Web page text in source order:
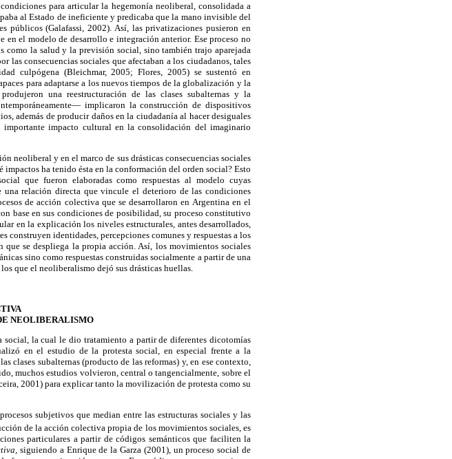
para articular la hegemonía neoliberal, consolidada a
al Estado de ineficiente y predicaba que la mano invisible del
públicos (Galafassi, 2002). Así, las privatizaciones pusieron en
el modelo de desarrollo e integración anterior. Ese proceso no
la salud y la previsión social, sino también trajo aparejada
consecuencias sociales que afectaban a los ciudadanos, tales
culpógena (Bleichmar, 2005; Flores, 2005) se sustentó en
para adaptarse a los nuevos tiempos de la globalización y la
una reestructuración de las clases subalternas y la
implicaron la construcción de dispositivos
además de producir daños en la ciudadanía al hacer desiguales
impacto cultural en la consolidación del imaginario
neoliberal y en el marco de sus drásticas consecuencias sociales
ha tenido ésta en la conformación del orden social? Esto
que fueron elaboradas como respuestas al modelo cuyas
una relación directa que vincule el deterioro de las condiciones
de acción colectiva que se desarrollaron en Argentina en el
base en sus condiciones de posibilidad, su proceso constitutivo
en la explicación los niveles estructurales, antes desarrollados,
identidades, percepciones comunes y respuestas a los
se despliega la propia acción. Así, los movimientos sociales
sino como respuestas construidas socialmente a partir de una
que el neoliberalismo dejó sus drásticas huellas.
NEOLIBERALISMO
la cual le dio tratamiento a partir de diferentes dicotomías
en el estudio de la protesta social, en especial frente a la
clases subalternas (producto de las reformas) y, en ese contexto,
muchos estudios volvieron, central o tangencialmente, sobre el
2001) para explicar tanto la movilización de protesta como su
subjetivos que median entre las estructuras sociales y las
de la acción colectiva propia de los movimientos sociales, es
particulares a partir de códigos semánticos que faciliten la
siguiendo a Enrique de la Garza (2001), un proceso social de